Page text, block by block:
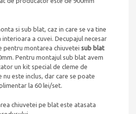
si sub blat, caz in care se va tine
a cuvei. Decupajul necesar
pentru montarea chiuvetei sub blat
Pentru montajul sub blat avem
un kit special de cleme de
nu este inclus, dar care se poate
la 60 lei/set.
chiuvetei pe blat este atasata